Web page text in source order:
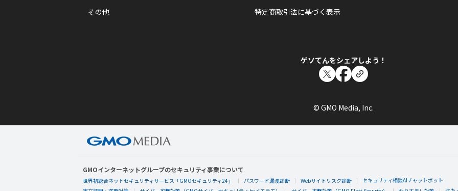
その他
特定商取引法に基づく表示
ゲソてんをシェアしよう！
© GMO Media, Inc.
GMOインターネットグループのセキュリティ事業について
世界初総合ネットセキュリティサービス「GMOセキュリティ24」 パスワード漏洩診断 Webサイトリスク診断
セキュリティ相談AIチャットボット